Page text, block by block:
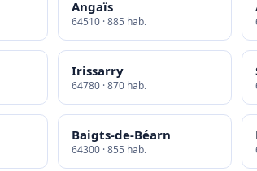
Angaïs
64510 · 885 hab.
Irissarry
64780 · 870 hab.
Baigts-de-Béarn
64300 · 855 hab.